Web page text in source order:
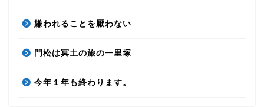
嫌われることを厭わない
門松は冥土の旅の一里塚
今年１年も終わります。